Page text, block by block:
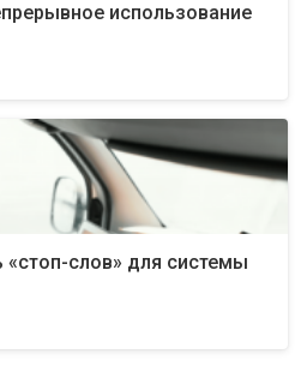
использование
«стоп-слов» для системы